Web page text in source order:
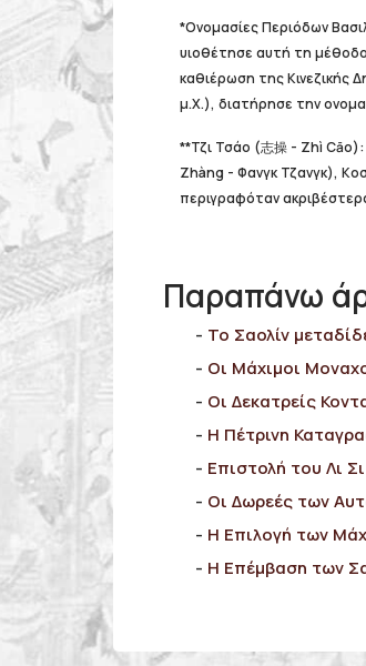
*Ονομασίες Περιόδων
υιοθέτησε αυτή τη
καθιέρωση της Κινεζικής
μ.Χ.), διατήρησε την
**Τζι Τσάο (志操 - Zhì
Zhàng - Φανγκ Τζανγκ),
περιγραφόταν
Παραπάνω
Το Σαολίν
Οι Μάχιμοι
Οι Δεκατρείς
Η Πέτρινη
Επιστολή του Λι
Οι Δωρεές των
Η Επιλογή των
Η Eπέμβαση των